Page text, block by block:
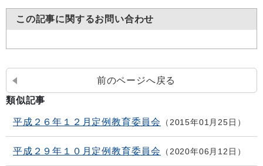
この記事に関するお問い合わせ
前のページへ戻る
類似記事
平成２６年１２月定例教育委員会 2015年01月25日
平成２９年１０月定例教育委員会 2020年06月12日